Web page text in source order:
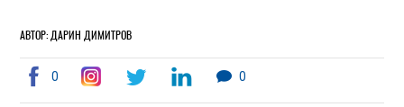
АВТОР: ДАРИН ДИМИТРОВ
0 0